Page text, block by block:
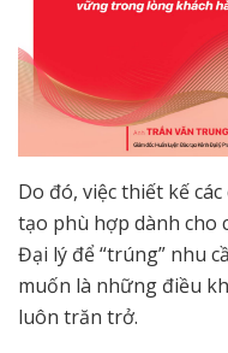
Do đó, việc thiết kế
tạo phù hợp dành cho
Đại lý để “trúng” nhu
muốn là những điều
luôn trăn trở.